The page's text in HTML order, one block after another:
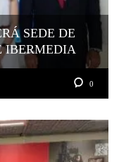
SEDE DE
IBERMEDIA
0